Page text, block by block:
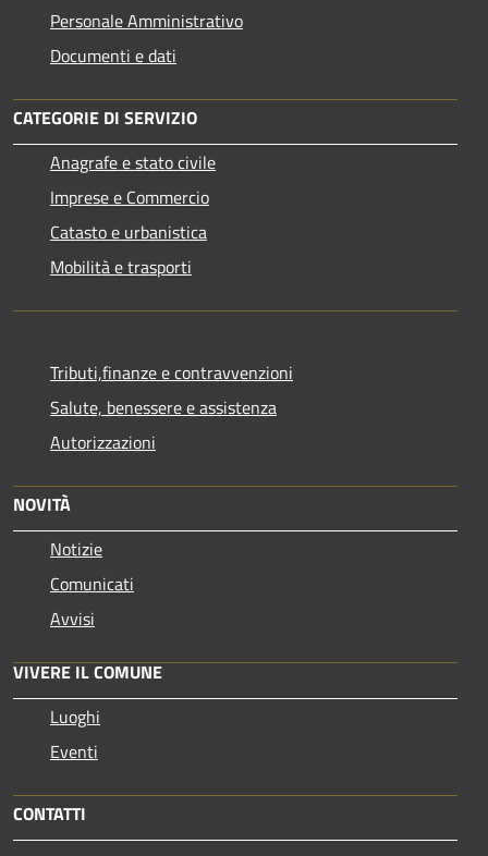
Personale Amministrativo
Documenti e dati
CATEGORIE DI SERVIZIO
Anagrafe e stato civile
Imprese e Commercio
Catasto e urbanistica
Mobilità e trasporti
Tributi,finanze e contravvenzioni
Salute, benessere e assistenza
Autorizzazioni
NOVITÀ
Notizie
Comunicati
Avvisi
VIVERE IL COMUNE
Luoghi
Eventi
CONTATTI